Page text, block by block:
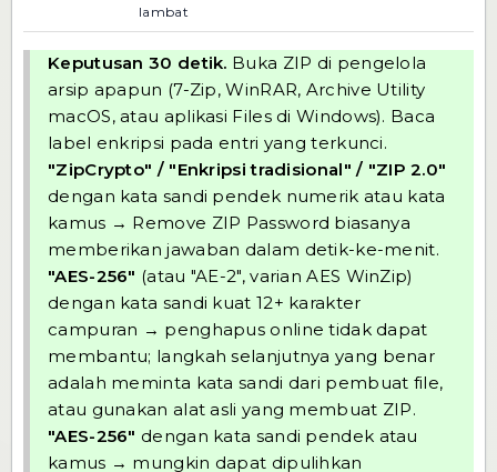
lambat
Keputusan 30 detik. Buka ZIP di pengelola
arsip apapun (7-Zip, WinRAR, Archive Utility
macOS, atau aplikasi Files di Windows). Baca
label enkripsi pada entri yang terkunci.
"ZipCrypto" / "Enkripsi tradisional" / "ZIP 2.0"
dengan kata sandi pendek numerik atau kata
kamus → Remove ZIP Password biasanya
memberikan jawaban dalam detik-ke-menit.
"AES-256" (atau "AE-2", varian AES WinZip)
dengan kata sandi kuat 12+ karakter
campuran → penghapus online tidak dapat
membantu; langkah selanjutnya yang benar
adalah meminta kata sandi dari pembuat file,
atau gunakan alat asli yang membuat ZIP.
"AES-256" dengan kata sandi pendek atau
kamus → mungkin dapat dipulihkan